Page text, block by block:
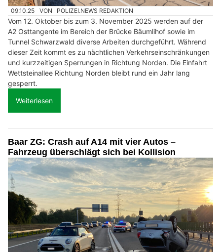
09.10.25 VON POLIZEI.NEWS REDAKTION
Vom 12. Oktober bis zum 3. November 2025 werden auf der
A2 Osttangente im Bereich der Brücke Bäumlihof sowie im
Tunnel Schwarzwald diverse Arbeiten durchgeführt. Während
dieser Zeit kommt es zu nächtlichen Verkehrseinschränkungen
und kurzzeitigen Sperrungen in Richtung Norden. Die Einfahrt
Wettsteinallee Richtung Norden bleibt rund ein Jahr lang
gesperrt.
Weiterlesen
Baar ZG: Crash auf A14 mit vier Autos –
Fahrzeug überschlägt sich bei Kollision